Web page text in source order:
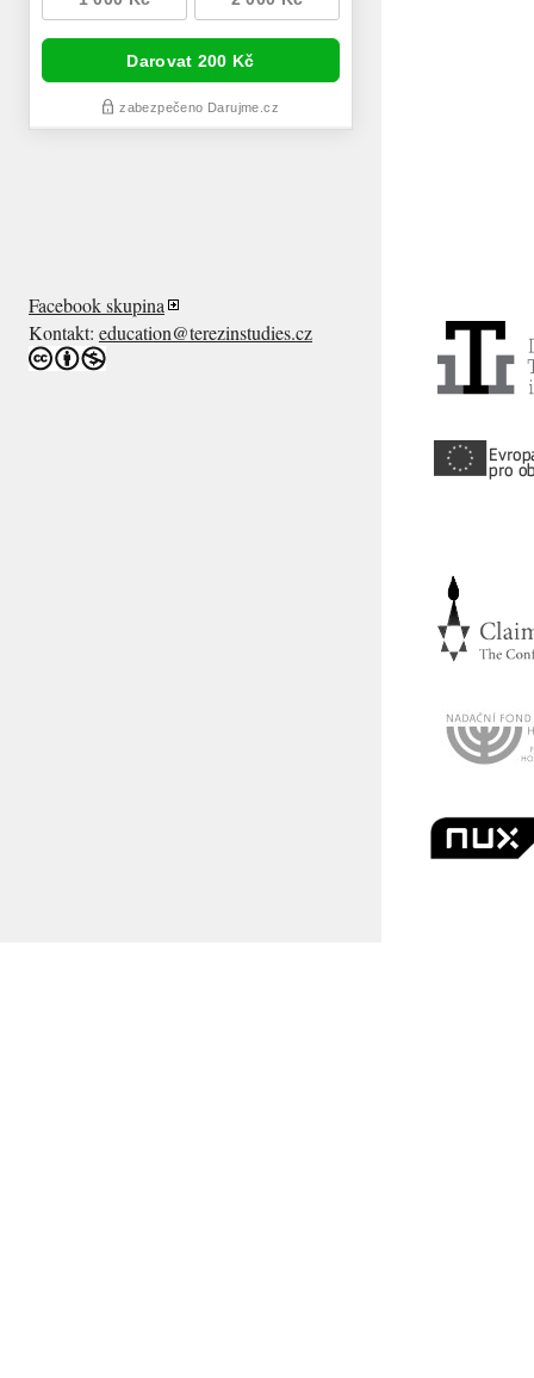
Facebook skupina
Kontakt: education@terezinstudies.cz